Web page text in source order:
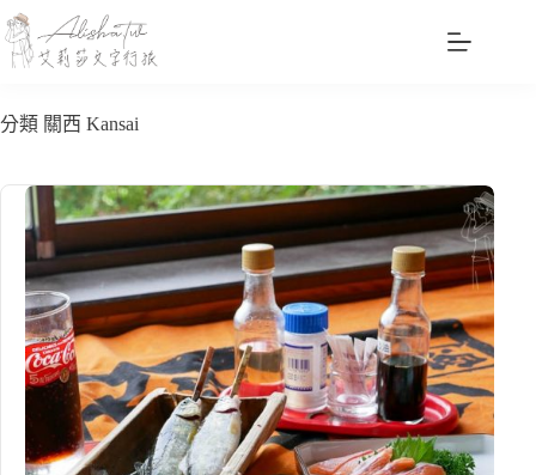
跳
至
主
內
分類 關西 Kansai